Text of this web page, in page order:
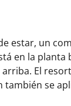
estar, un
la planta
El
se